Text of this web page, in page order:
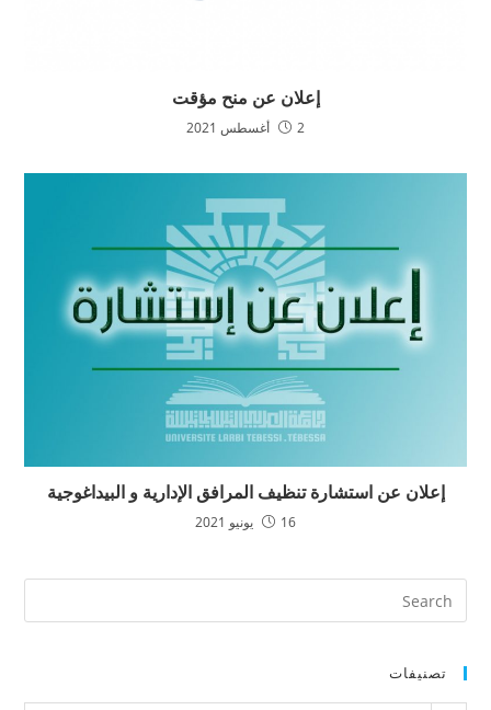
إعلان عن منح مؤقت
2 أغسطس 2021
إعلان عن استشارة تنظيف المرافق الإدارية و البيداغوجية
16 يونيو 2021
تصنيفات